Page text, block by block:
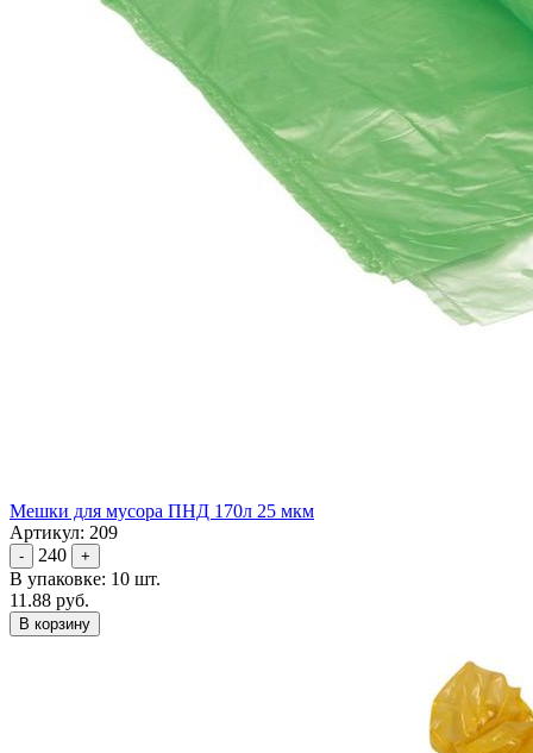
Мешки для мусора ПНД 170л 25 мкм
Артикул: 209
- 240 +
В упаковке: 10 шт.
11.88 руб.
В корзину